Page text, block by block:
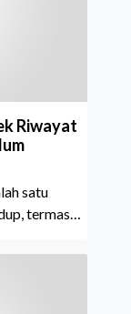
Riwayat
satu
termasuk
maupun